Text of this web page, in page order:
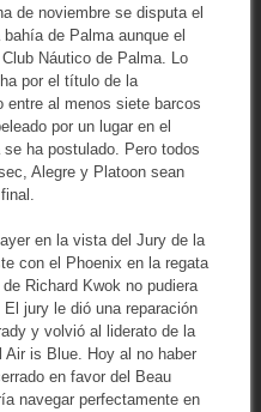
de noviembre se disputa el
de Palma aunque el
Náutico de Palma. Lo
por el título de la
entre al menos siete barcos
por un lugar en el
ha postulado. Pero todos
Alegre y Platoon sean
en la vista del Jury de la
con el Phoenix en la regata
Richard Kwok no pudiera
jury le dió una reparación
y volvió al liderato de la
Air is Blue. Hoy al no haber
en favor del Beau
navegar perfectamente en